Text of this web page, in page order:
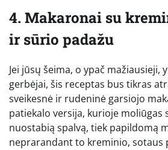
4. Makaronai su
ir sūrio padažu
Jei jūsų šeima, o ypač mažiausieji,
gerbėjai, šis receptas bus tikras
sveikesnė ir rudeninė garsiojo
patiekalo versija, kurioje moliūgas
nuostabią spalvą, tiek papildomą
neprarandant to kreminio, sotaus